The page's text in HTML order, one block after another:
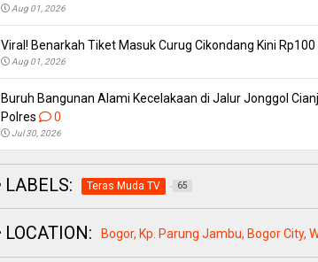
Aug 01, 2026
Viral! Benarkah Tiket Masuk Curug Cikondang Kini
Aug 01, 2026
Buruh Bangunan Alami Kecelakaan di Jalur Jonggol
Polres
0
Jul 30, 2026
LABELS: Teras Muda TV 65
LOCATION: Bogor, Kp. Parung Jambu, Bogor City,